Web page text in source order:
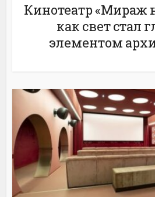
Кинотеатр «Мираж
как свет стал
элементом